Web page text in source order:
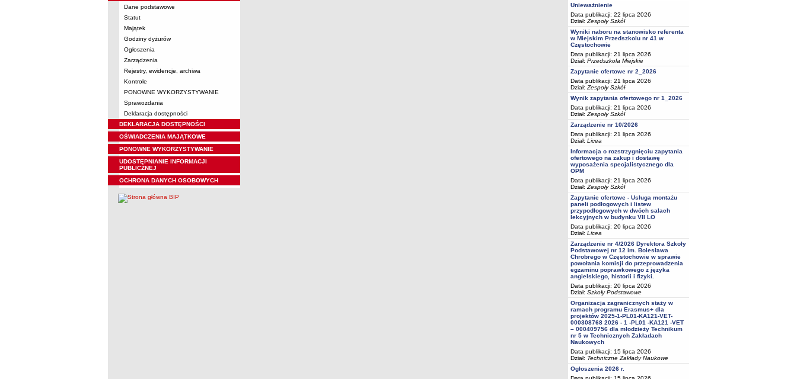
Dane podstawowe
Statut
Majątek
Godziny dyżurów
Ogłoszenia
Zarządzenia
Rejestry, ewidencje, archiwa
Kontrole
PONOWNE WYKORZYSTYWANIE
Sprawozdania
Deklaracja dostępności
DEKLARACJA DOSTĘPNOŚCI
OŚWIADCZENIA MAJĄTKOWE
PONOWNE WYKORZYSTYWANIE
UDOSTĘPNIANIE INFORMACJI
PUBLICZNEJ
OCHRONA DANYCH OSOBOWYCH
Unieważnienie
Data publikacji: 22 lipca 2026
Dział: Zespoły Szkół
Wyniki naboru na stanowisko referenta
w Miejskim Przedszkolu nr 41 w
Częstochowie
Data publikacji: 21 lipca 2026
Dział: Przedszkola Miejskie
Zapytanie ofertowe nr 2_2026
Data publikacji: 21 lipca 2026
Dział: Zespoły Szkół
Wynik zapytania ofertowego nr 1_2026
Data publikacji: 21 lipca 2026
Dział: Zespoły Szkół
Zarządzenie nr 10/2026
Data publikacji: 21 lipca 2026
Dział: Licea
Informacja o rozstrzygnięciu zapytania
ofertowego na zakup i dostawę
wyposażenia specjalistycznego dla
OPM
Data publikacji: 21 lipca 2026
Dział: Zespoły Szkół
Zapytanie ofertowe - Usługa montażu
paneli podłogowych i listew
przypodłogowych w dwóch salach
lekcyjnych w budynku VII LO
Data publikacji: 20 lipca 2026
Dział: Licea
Zarządzenie nr 4/2026 Dyrektora Szkoły
Podstawowej nr 12 im. Bolesława
Chrobrego w Częstochowie w sprawie
powołania komisji do przeprowadzenia
egzaminu poprawkowego z języka
angielskiego, historii i fizyki.
Data publikacji: 20 lipca 2026
Dział: Szkoły Podstawowe
Organizacja zagranicznych staży w
ramach programu Erasmus+ dla
projektów 2025-1-PL01-KA121-VET-
000308768 2026 - 1 -PL01 -KA121 -VET
– 000409756 dla młodzieży Technikum
nr 5 w Technicznych Zakładach
Naukowych
Data publikacji: 15 lipca 2026
Dział: Techniczne Zakłady Naukowe
Ogłoszenia 2026 r.